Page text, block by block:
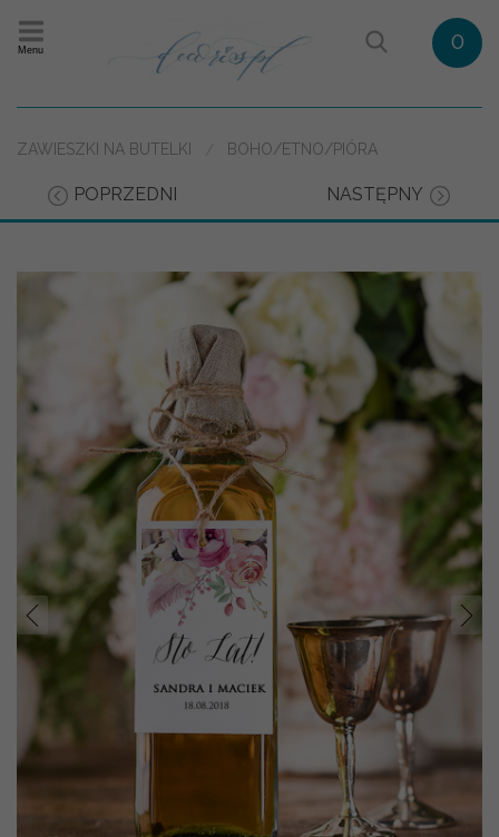
Menu 0
ZAWIESZKI NA BUTELKI BOHO/ETNO/PIÓRA
POPRZEDNI NASTĘPNY
Prev